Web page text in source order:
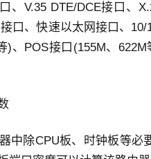
、V.35 DTE/DCE接口、
口、快速以太网接口、
)、POS接口(155M、
中除CPU板、时钟板等必